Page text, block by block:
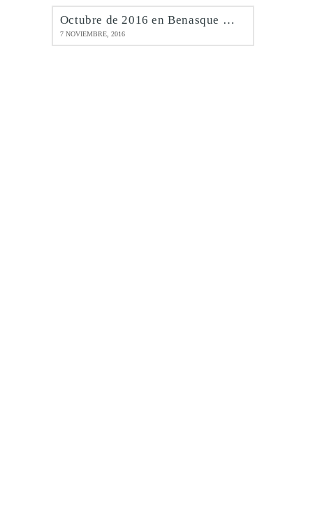
Octubre de 2016 en Benasque @meteobenás
7 NOVIEMBRE, 2016